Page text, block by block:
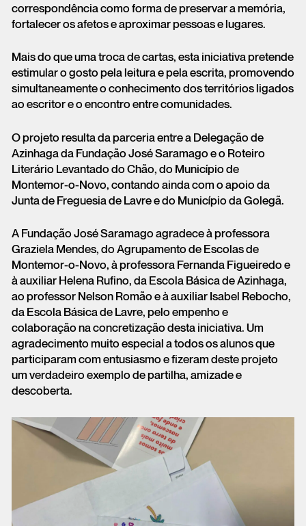
correspondência como forma de preservar a memória,
fortalecer os afetos e aproximar pessoas e lugares.
Mais do que uma troca de cartas, esta iniciativa pretende
estimular o gosto pela leitura e pela escrita, promovendo
simultaneamente o conhecimento dos territórios ligados
ao escritor e o encontro entre comunidades.
O projeto resulta da parceria entre a Delegação de
Azinhaga da Fundação José Saramago e o Roteiro
Literário Levantado do Chão, do Município de
Montemor-o-Novo, contando ainda com o apoio da
Junta de Freguesia de Lavre e do Município da Golegã.
A Fundação José Saramago agradece à professora
Graziela Mendes, do Agrupamento de Escolas de
Montemor-o-Novo, à professora Fernanda Figueiredo e
à auxiliar Helena Rufino, da Escola Básica de Azinhaga,
ao professor Nelson Romão e à auxiliar Isabel Rebocho,
da Escola Básica de Lavre, pelo empenho e
colaboração na concretização desta iniciativa. Um
agradecimento muito especial a todos os alunos que
participaram com entusiasmo e fizeram deste projeto
um verdadeiro exemplo de partilha, amizade e
descoberta.